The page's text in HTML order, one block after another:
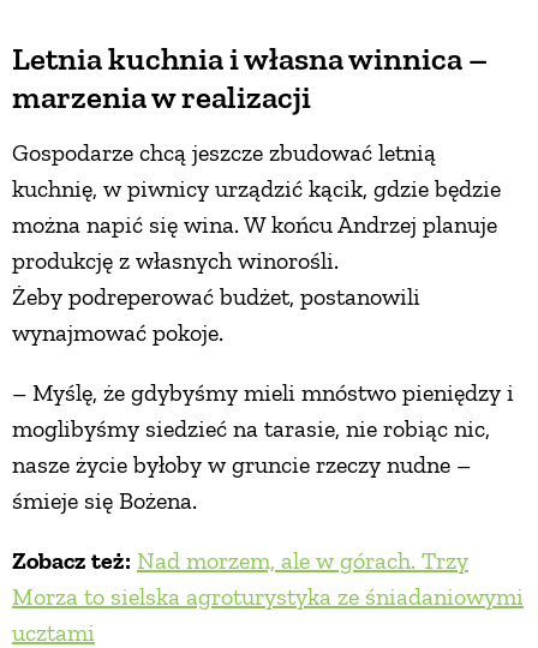
Letnia kuchnia i własna winnica –
marzenia w realizacji
Gospodarze chcą jeszcze zbudować letnią
kuchnię, w piwnicy urządzić kącik, gdzie będzie
można napić się wina. W końcu Andrzej planuje
produkcję z własnych winorośli.
Żeby podreperować budżet, postanowili
wynajmować pokoje.
– Myślę, że gdybyśmy mieli mnóstwo pieniędzy i
moglibyśmy siedzieć na tarasie, nie robiąc nic,
nasze życie byłoby w gruncie rzeczy nudne –
śmieje się Bożena.
Zobacz też: Nad morzem, ale w górach. Trzy
Morza to sielska agroturystyka ze śniadaniowymi
ucztami